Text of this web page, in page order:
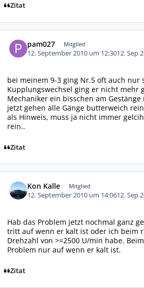
Zitat
pam027 Mitglied
12. September 2010 um 12:3012. Sep
bei meinem 9-3 ging Nr.5 oft auch nur
Kupplungswechsel ging er nicht mehr
Mechaniker ein bisschen am
jetzt gehen alle Gänge butterweich
als Hinweis, muss ja nicht immer
rein..
Zitat
Kon Kalle Mitglied
12. September 2010 um 14:0612. Sep
Hab das Problem jetzt nochmal ganz
tritt auf wenn er kalt ist oder ich beim
Drehzahl von >=2500 U/min habe.
Problem nur auf wenn er kalt ist.
Zitat